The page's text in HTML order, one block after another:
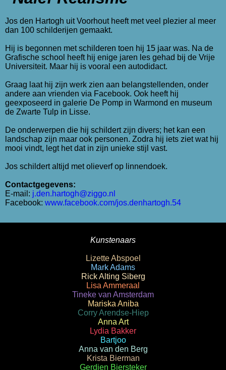
Jos den Hartogh uit Voorhout heeft met veel plezier al meer
dan 100 schilderijen gemaakt.
Hij is begonnen met schilderen toen hij 15 jaar was. Na de
Grafische school heeft hij enige jaren les gehad bij de Vrije
Universiteit. Maar hij is vooral een autodidact.
Graag laat hij zijn werk zien aan belangstellenden, onder
andere aan vrienden via Facebook. Ook heeft hij
geexposeerd in galerie De Pomp in Warmond en museum
de Zwarte Tulp in Lisse.
De onderwerpen die hij schildert zijn divers; het kan een
landschap zijn maar ook personen. Zodra hij iets ziet wat hij
mooi vindt, legt het dat in zijn unieke stijl vast.
Jos schildert altijd met olieverf op linnendoek.
Contactgegevens:
E-mail: j.den.hartogh@ziggo.nl
Facebook: www.facebook.com/jos.denhartogh.54
Kunstenaars
Lizette Abspoel
Mark Adams
Rick Alting Siberg
Lisa Ammeraal
Tineke van Amsterdam
Mariska Aniba
Corry Arendse-Hiep
Anna Art
Lydia Bakker
Bartjoo
Anna van den Berg
Krista Bierman
Gerdien Biersteker